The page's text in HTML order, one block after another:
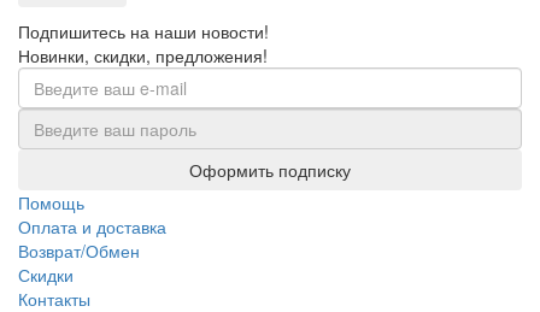
Подпишитесь на наши новости!
Новинки, скидки, предложения!
Оформить подписку
Помощь
Оплата и доставка
Возврат/Обмен
Скидки
Контакты